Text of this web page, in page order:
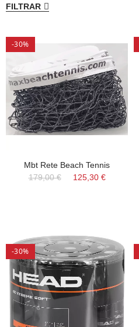
FILTRAR
-30%
Mbt Rete Beach Tennis
179,00 €
125,30 €
-30%